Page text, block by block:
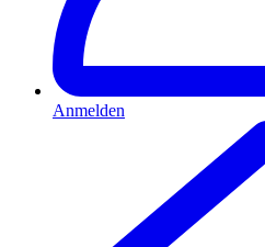
Anmelden